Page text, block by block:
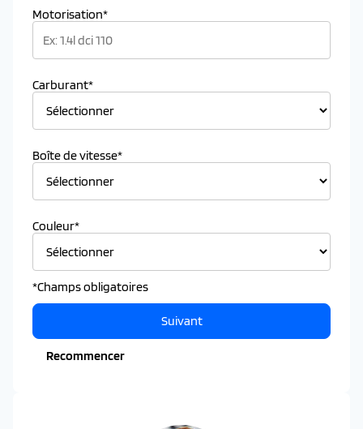
Motorisation*
Carburant*
Boîte de vitesse*
Couleur*
*Champs obligatoires
Recommencer
Suivant